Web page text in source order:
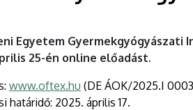
Egyetem Gyermekgyógyászati
25-én online előadást.
www.oftex.hu (DE ÁOK/2025.I
határidő: 2025. április 17.